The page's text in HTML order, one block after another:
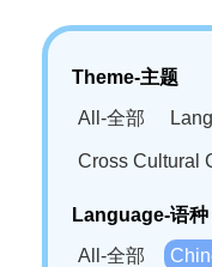
Theme-主题
All-全部
Cross Cultural
Language-语种
All-全部